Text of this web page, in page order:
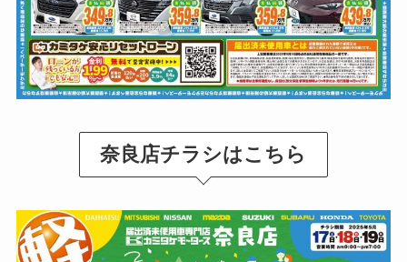
奈良店チラシはこちら